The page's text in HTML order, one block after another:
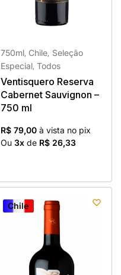
750ml, Chile, Seleção
Especial, Todos
Ventisquero Reserva
Cabernet Sauvignon –
750 ml
R$ 79,00 à vista no pix
Ou 3x de R$ 26,33
Chile
Chile